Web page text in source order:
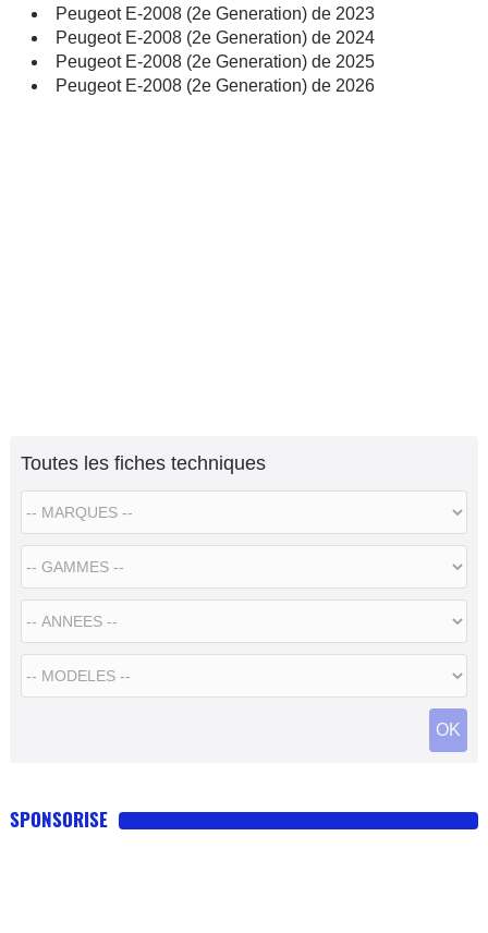
Peugeot E-2008 (2e Generation) de 2023
Peugeot E-2008 (2e Generation) de 2024
Peugeot E-2008 (2e Generation) de 2025
Peugeot E-2008 (2e Generation) de 2026
Toutes les fiches techniques
SPONSORISE